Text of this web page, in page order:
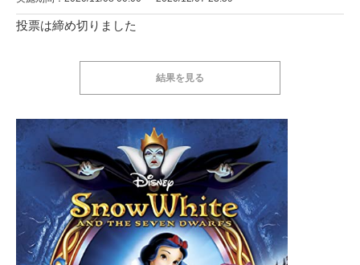
投票は締め切りました
結果を見る